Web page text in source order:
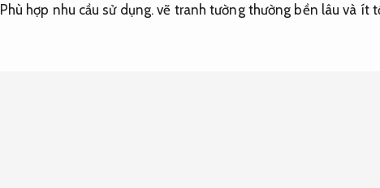
Phù hợp nhu cầu sử dụng. vẽ tranh tường thường bền lâu và ít